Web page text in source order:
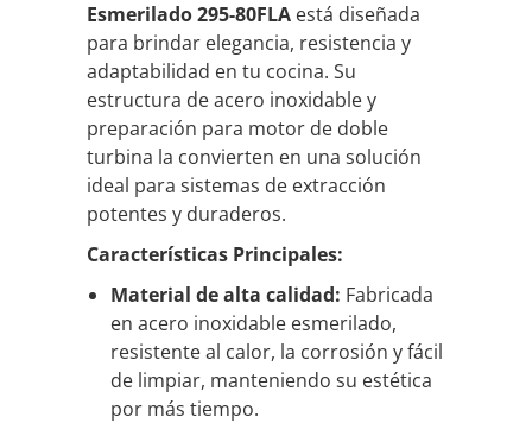
Esmerilado 295-80FLA está diseñada
para brindar elegancia, resistencia y
adaptabilidad en tu cocina. Su
estructura de acero inoxidable y
preparación para motor de doble
turbina la convierten en una solución
ideal para sistemas de extracción
potentes y duraderos.
Características Principales:
Material de alta calidad: Fabricada
en acero inoxidable esmerilado,
resistente al calor, la corrosión y fácil
de limpiar, manteniendo su estética
por más tiempo.